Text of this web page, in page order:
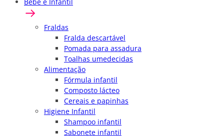
Fraldas
Fralda descartável
Pomada para assadura
Toalhas umedecidas
Alimentação
Fórmula infantil
Composto lácteo
Cereais e papinhas
Higiene Infantil
Shampoo infantil
Sabonete infantil